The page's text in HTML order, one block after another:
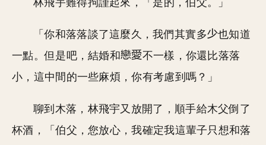
林飛宇難得拘謹起來，「是的，伯父。」
「你和落落談了這麼久，我們其實多
也知道
一點。但是吧，結婚和
不一樣，你還比落落
小，這中間的一些麻煩，你有考慮到嗎？」
聊到木落，林飛宇又放開了，順手給木父倒了
杯酒，「伯父，您放心，我確定我這輩子只想和落